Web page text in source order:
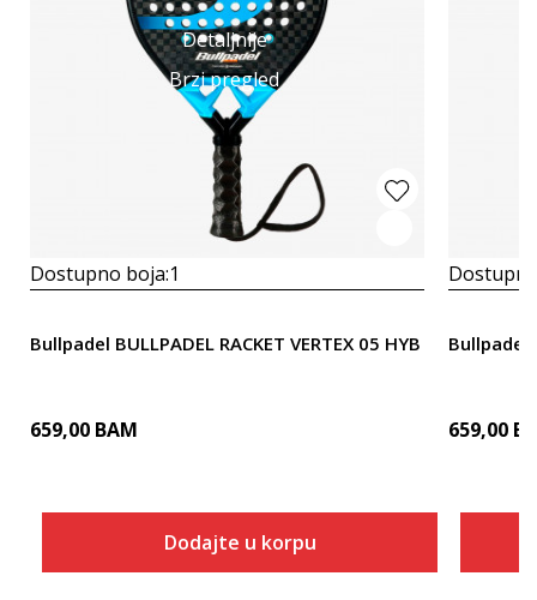
Detaljnije
Brzi pregled
Dostupno boja:1
Bullpadel BULLPADEL RACKET VERTEX 05 HYB
659,00 BAM
Dodajte u korpu
Bullpadel
659,00